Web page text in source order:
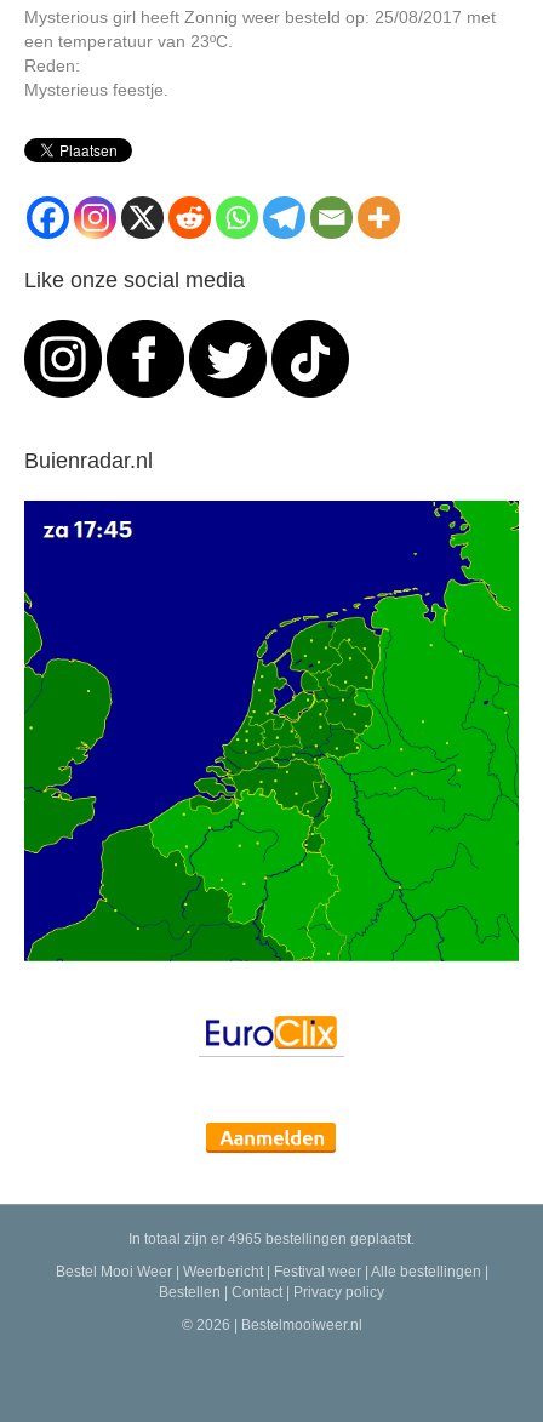
Mysterious girl heeft Zonnig weer besteld op: 25/08/2017 met
een temperatuur van 23ºC.
Reden:
Mysterieus feestje.
Like onze social media
Buienradar.nl
In totaal zijn er 4965 bestellingen geplaatst.
Bestel Mooi Weer| Weerbericht| Festival weer| Alle bestellingen |
Bestellen | Contact | Privacy policy
© 2026 | Bestelmooiweer.nl